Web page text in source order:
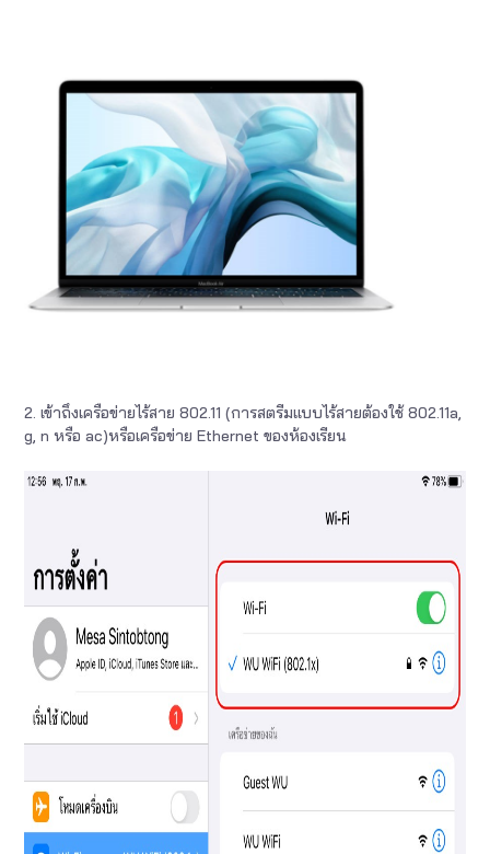
2. เข้าถึงเครือข่ายไร้สาย 802.11 (การสตรีมแบบไร้สายต้องใช้ 802.11a,
g, n หรือ ac)หรือเครือข่าย Ethernet ของห้องเรียน